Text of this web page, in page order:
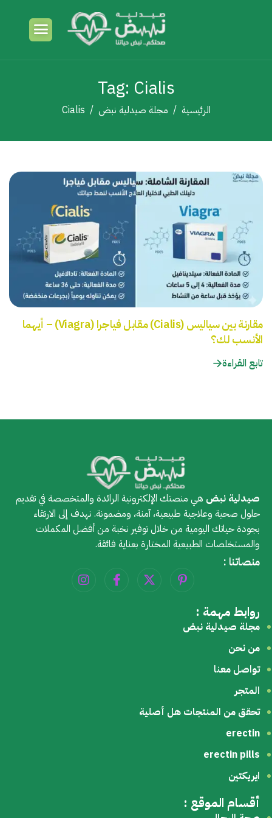
Tag: Cialis
الرئيسية مجلة صيدلية نبض Cialis
مقارنة بين سياليس (Cialis) مقابل فياجرا (Viagra) – أيهما
الأنسب لك؟
تابع القراءة
صيدلية نبض هي منصتك الإلكترونية الرائدة والمتخصصة في تقديم
حلول صحية وعلاجية طبيعية، آمنة، ومضمونة. نهدف إلى الارتقاء
بجودة حياتك اليومية من خلال توفير نخبة من أفضل المكملات
والمستخلصات الطبيعية المختارة بعناية فائقة.
منصاتنا :
روابط مهمة :
مجلة صيدلية نبض
من نحن
تواصل معنا
المتجر
تحقق من المنتجات هل أصلية
erectin
erectin pills
ايريكتين
أقسام الموقع :